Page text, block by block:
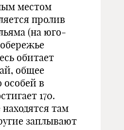
местом
пролив
(на юго-
обитает
общее
особей в
170.
там
заплывают